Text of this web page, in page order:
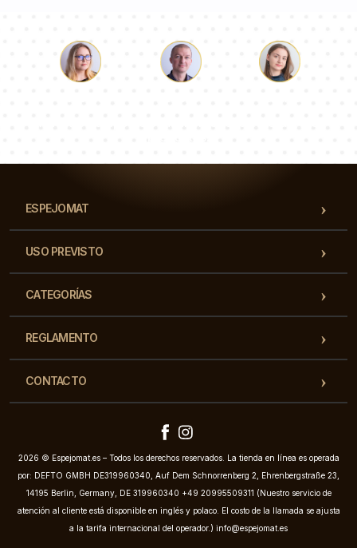
ESPEJOMAT
USO PREVISTO
CATEGORÍAS
REGLAMENTO
CONTACTO
2026 © Espejomat.es – Todos los derechos reservados. La tienda en línea es operada
por: DEFTO GMBH DE319960340, Auf Dem Schnorrenberg 2, Ehrenbergstraße 23,
14195 Berlin, Germany, DE 319960340 +49 20995509311 (Nuestro servicio de
atención al cliente está disponible en inglés y polaco. El costo de la llamada se ajusta
a la tarifa internacional del operador.) info@espejomat.es